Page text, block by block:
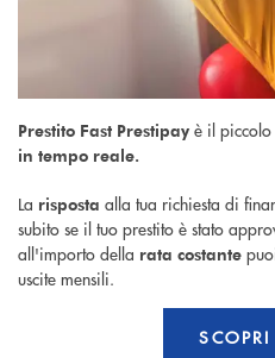
Prestito Fast Prestipay è il piccolo
in tempo reale.
La risposta alla tua richiesta di
subito se il tuo prestito è stato
all'importo della rata costante
uscite mensili.